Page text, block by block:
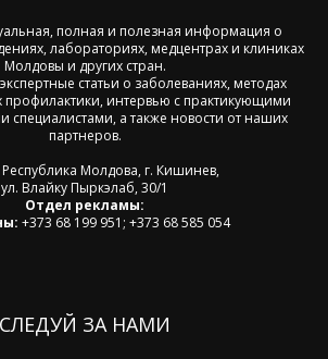
полная и полезная информация о
лабораториях, медцентрах и клиниках
Молдовы и других стран.
статьи о заболеваниях, методах
профилактики, интервью с практикующими
специалистами, а также новости от наших
партнеров.
Республика Молдова, г. Кишинев,
ул. Влайку Пыркэлаб, 30/1
Отдел рекламы:
+373 68 199 951; +373 68 585 054
СЛЕДУЙ ЗА НАМИ